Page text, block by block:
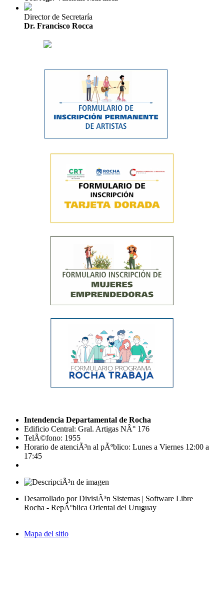
Director de Secretaría
Dr. Francisco Rocca
Intendencia Departamental de Rocha
Edificio Central: Gral. Artigas NÂ° 176
TelÃ©fono: 1955
Horario de atenciÃ³n al pÃºblico: Lunes a Viernes 12:00 a
17:45
Desarrollado por DivisiÃ³n Sistemas | Software Libre
Rocha - RepÃºblica Oriental del Uruguay
Mapa del sitio